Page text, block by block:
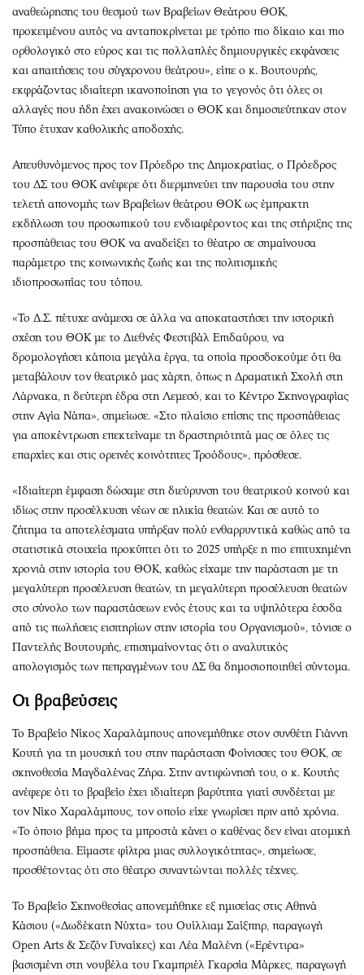
αναθεώρησης του θεσμού των Βραβείων Θεάτρου ΘΟΚ,
προκειμένου αυτός να ανταποκρίνεται με τρόπο πιο δίκαιο και πιο
ορθολογικό στο εύρος και τις πολλαπλές δημιουργικές εκφάνσεις
και απαιτήσεις του σύγχρονου θεάτρου», είπε ο κ. Βουτουρής,
εκφράζοντας ιδιαίτερη ικανοποίηση για το γεγονός ότι όλες οι
αλλαγές που ήδη έχει ανακοινώσει ο ΘΟΚ και δημοσιεύτηκαν στον
Τύπο έτυχαν καθολικής αποδοχής.
Απευθυνόμενος προς τον Πρόεδρο της Δημοκρατίας, ο Πρόεδρος
του ΔΣ του ΘΟΚ ανέφερε ότι διερμηνεύει την παρουσία του στην
τελετή απονομής των Βραβείων θεάτρου ΘΟΚ ως έμπρακτη
εκδήλωση του προσωπικού του ενδιαφέροντος και της στήριξης της
προσπάθειας του ΘΟΚ να αναδείξει το θέατρο σε σημαίνουσα
παράμετρο της κοινωνικής ζωής και της πολιτισμικής
ιδιοπροσωπίας του τόπου.
«Το Δ.Σ. πέτυχε ανάμεσα σε άλλα να αποκαταστήσει την ιστορική
σχέση του ΘΟΚ με το Διεθνές Φεστιβάλ Επιδαύρου, να
δρομολογήσει κάποια μεγάλα έργα, τα οποία προσδοκούμε ότι θα
μεταβάλουν τον θεατρικό μας χάρτη, όπως η Δραματική Σχολή στη
Λάρνακα, η δεύτερη έδρα στη Λεμεσό, και το Κέντρο Σκηνογραφίας
στην Αγία Νάπα», σημείωσε. «Στο πλαίσιο επίσης της προσπάθειας
για αποκέντρωση επεκτείναμε τη δραστηριότητά μας σε όλες τις
επαρχίες και στις ορεινές κοινότητες Τροόδους», πρόσθεσε.
«Ιδιαίτερη έμφαση δώσαμε στη διεύρυνση του θεατρικού κοινού και
ιδίως στην προσέλκυση νέων σε ηλικία θεατών. Και σε αυτό το
ζήτημα τα αποτελέσματα υπήρξαν πολύ ενθαρρυντικά καθώς από τα
στατιστικά στοιχεία προκύπτει ότι το 2025 υπήρξε η πιο επιτυχημένη
χρονιά στην ιστορία του ΘΟΚ, καθώς είχαμε την παράσταση με τη
μεγαλύτερη προσέλευση θεατών, τη μεγαλύτερη προσέλευση θεατών
στο σύνολο των παραστάσεων ενός έτους και τα υψηλότερα έσοδα
από τις πωλήσεις εισιτηρίων στην ιστορία του Οργανισμού», τόνισε ο
Παντελής Βουτουρής, επισημαίνοντας ότι ο αναλυτικός
απολογισμός των πεπραγμένων του ΔΣ θα δημοσιοποιηθεί σύντομα.
Οι βραβεύσεις
Το Βραβείο Νίκος Χαραλάμπους απονεμήθηκε στον συνθέτη Γιάννη
Κουτή για τη μουσική του στην παράσταση Φοίνισσες του ΘΟΚ, σε
σκηνοθεσία Μαγδαλένας Ζήρα. Στην αντιφώνησή του, ο κ. Κουτής
ανέφερε ότι το βραβείο έχει ιδιαίτερη βαρύτητα γιατί συνδέεται με
τον Νίκο Χαραλάμπους, τον οποίο είχε γνωρίσει πριν από χρόνια.
«Το όποιο βήμα προς τα μπροστά κάνει ο καθένας δεν είναι ατομική
προσπάθεια. Είμαστε φίλτρα μιας συλλογικότητας», σημείωσε,
προσθέτοντας ότι στο θέατρο συναντώνται πολλές τέχνες.
Το Βραβείο Σκηνοθεσίας απονεμήθηκε εξ ημισείας στις Αθηνά
Κάσιου («Δωδέκατη Νύχτα» του Ουίλλιαμ Σαίξπηρ, παραγωγή
Open Arts & Σεζόν Γυναίκες) και Λέα Μαλένη («Ερέντιρα»
βασισμένη στη νουβέλα του Γκαμπριέλ Γκαρσία Μάρκες, παραγωγή